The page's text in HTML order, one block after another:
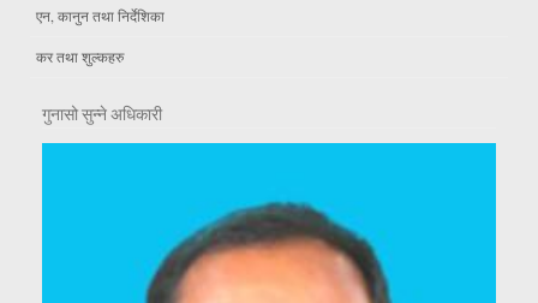
एन, कानुन तथा निर्देशिका
कर तथा शुल्कहरु
गुनासो सुन्ने अधिकारी